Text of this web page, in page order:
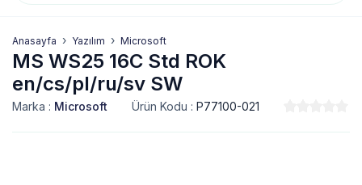
Anasayfa Yazılım Microsoft
MS WS25 16C Std ROK
en/cs/pl/ru/sv SW
Marka : Microsoft Ürün Kodu : P77100-021